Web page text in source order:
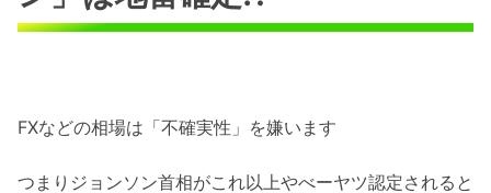
FXなどの相場は「不確実性」を嫌います
つまりジョンソン首相がこれ以上やべーヤツ認定されると